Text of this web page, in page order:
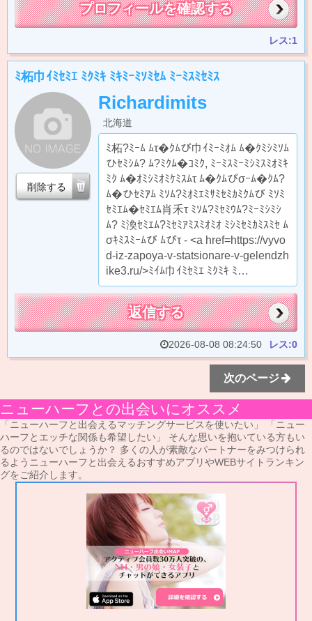
プロフィールを確認する
レス:1
ﾐ柘巾ｲﾐｾﾐｴ ﾐｸﾐｷ ﾐｷﾐｰﾐｿﾐｾﾑ ﾐｰﾐｽﾐｾﾐｽ
Richardimits
北海道
ﾐ柘?ﾐｰﾑ ﾑτ�ｸﾑび巾ｲﾐｰﾐｵﾑ ﾑ�ｸﾐｼﾐｿﾑ
ひｾﾐｼﾑ? ﾑ?ﾐｸﾑ�ｺﾐｸ, ﾐｰﾐｽﾐｰﾐｼﾐｽﾐｵﾐｷ
ﾐｸ ﾑ�ｵﾐｼﾐｵﾐｹﾐｽﾑτ ﾑ�ｸﾑびσｰﾑ�ｸﾑ?
ﾑ�ひｾﾐｱﾑ ﾐｿﾑ?ﾐｵﾐｴﾐｻﾐｾﾐｶﾐｸﾑび ﾐｿﾐ
ｾﾐｴﾑ�ｾﾐｴﾑ肖禾τ ﾐｿﾑ?ﾐｾﾐｳﾑ?ﾐｰﾐｼﾐｼ
ﾑ? ﾐ渙ｾﾐｴﾑ?ﾐｾﾐｱﾐｽﾐｵﾐｵ ﾐｼﾐｾﾐｶﾐｽﾐｾ ﾑ
σｷﾐｽﾐｰﾑび ﾑびτ - <a href=https://vyvo
d-iz-zapoya-v-statsionare-v-gelendzh
ike3.ru/>ﾐｲﾑ巾ｲﾐｾﾐｴ ﾐｸﾐｷ ﾐ…
削除する
返信する
2026-08-08 08:24:50 レス:0
次のページ
ニューハーフとの出会いにオススメ
「ニューハーフと出会えるマッチングサービスを使いたい」 「ニュー
ハーフとエッチな関係も希望したい」 そんな思いを抱いている方もい
るのではないでしょうか？ 多くの人が素敵なパートナーをみつけられ
るようニューハーフと出会えるおすすめアプリやWEBサイトランキン
グをご紹介します。